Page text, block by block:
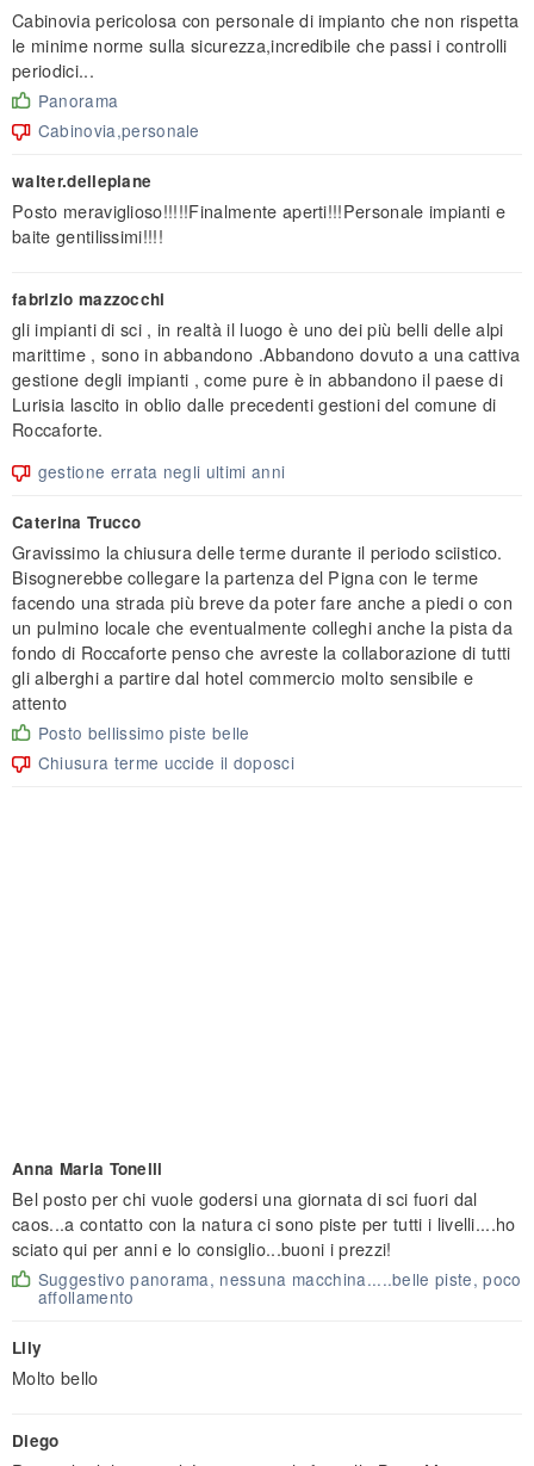
Cabinovia pericolosa con personale di impianto che non rispetta
le minime norme sulla sicurezza,incredibile che passi i controlli
periodici...
Panorama
Cabinovia,personale
walter.dellepiane
Posto meraviglioso!!!!!Finalmente aperti!!!Personale impianti e
baite gentilissimi!!!!
fabrizio mazzocchi
gli impianti di sci , in realtà il luogo è uno dei più belli delle alpi
marittime , sono in abbandono .Abbandono dovuto a una cattiva
gestione degli impianti , come pure è in abbandono il paese di
Lurisia lascito in oblio dalle precedenti gestioni del comune di
Roccaforte.
gestione errata negli ultimi anni
Caterina Trucco
Gravissimo la chiusura delle terme durante il periodo sciistico.
Bisognerebbe collegare la partenza del Pigna con le terme
facendo una strada più breve da poter fare anche a piedi o con
un pulmino locale che eventualmente colleghi anche la pista da
fondo di Roccaforte penso che avreste la collaborazione di tutti
gli alberghi a partire dal hotel commercio molto sensibile e
attento
Posto bellissimo piste belle
Chiusura terme uccide il doposci
Anna Maria Tonelli
Bel posto per chi vuole godersi una giornata di sci fuori dal
caos...a contatto con la natura ci sono piste per tutti i livelli....ho
sciato qui per anni e lo consiglio...buoni i prezzi!
Suggestivo panorama, nessuna macchina.....belle piste, poco
affollamento
Lily
Molto bello
Diego